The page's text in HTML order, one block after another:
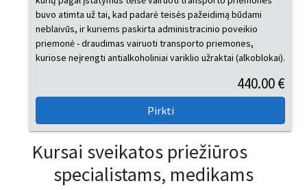
buvo atimta už tai, kad padarė teisės pažeidimą būdami
neblaivūs, ir kuriems paskirta administracinio poveikio
priemonė - draudimas vairuoti transporto priemones,
kuriose neįrengti antialkoholiniai variklio užraktai (alkoblokai).
440.00 €
Kursai sveikatos priežiūros
specialistams, medikams